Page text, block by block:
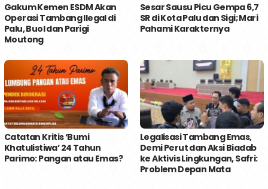
Gakum Kemen ESDM Akan
Operasi Tambang Ilegal di
Palu, Buol dan Parigi
Moutong
Sesar Sausu Picu Gempa 6,7
SR di Kota Palu dan Sigi; Mari
Pahami Karakternya
Catatan Kritis ‘Bumi
Khatulistiwa’ 24 Tahun
Parimo: Pangan atau Emas?
Legalisasi Tambang Emas,
Demi Perut dan Aksi Biadab
ke Aktivis Lingkungan, Safri:
Problem Depan Mata